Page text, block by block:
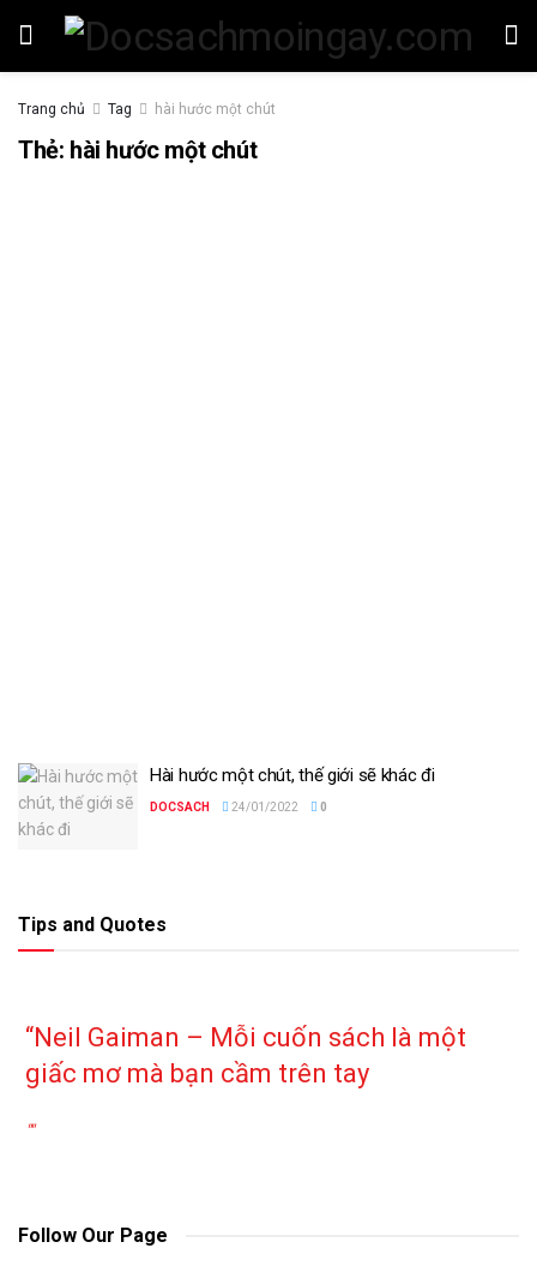
Trang chủ Tag hài hước một chút
Thẻ: hài hước một chút
Hài hước một chút, thế giới sẽ khác đi
DOCSACH 24/01/2022 0
Tips and Quotes
“Neil Gaiman – Mỗi cuốn sách là một
giấc mơ mà bạn cầm trên tay
""
Follow Our Page